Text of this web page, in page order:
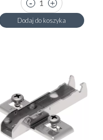
Dodaj do koszyka